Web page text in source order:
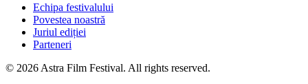
Echipa festivalului
Povestea noastră
Juriul ediției
Parteneri
© 2026 Astra Film Festival. All rights reserved.